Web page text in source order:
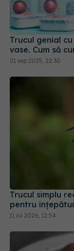
Trucul genial
vase. Cum să
01 sep 2025, 22:30
Trucul simplu
pentru
11 iul 2026, 12:54